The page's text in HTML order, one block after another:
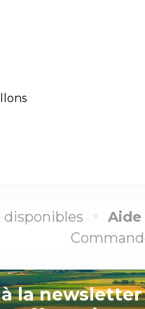
disponibles Aide
la